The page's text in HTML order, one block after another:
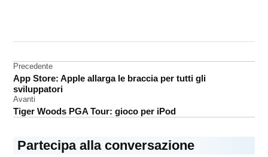
email
Navigazione
articoli
Precedente
App Store: Apple allarga le braccia per tutti gli
sviluppatori
Avanti
Tiger Woods PGA Tour: gioco per iPod
Partecipa alla conversazione